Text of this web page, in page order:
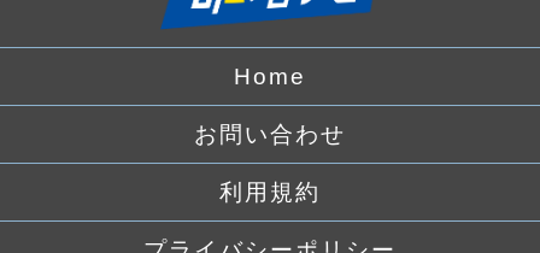
Home
お問い合わせ
利用規約